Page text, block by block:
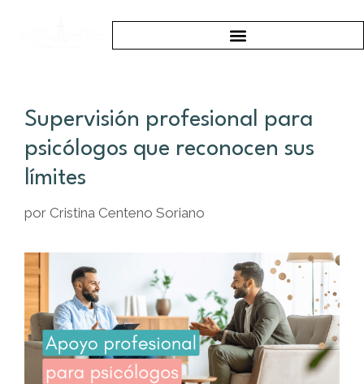
Supervisión profesional para
psicólogos que reconocen sus
límites
por Cristina Centeno Soriano